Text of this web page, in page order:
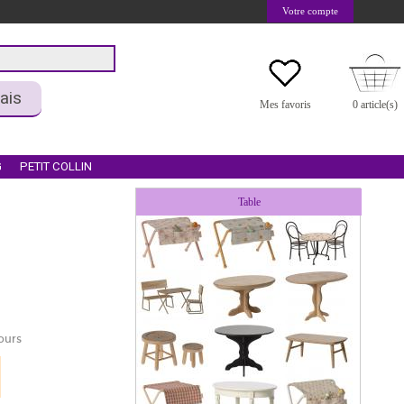
Votre compte
Mes favoris 0 article(s)
PETIT COLLIN
Table